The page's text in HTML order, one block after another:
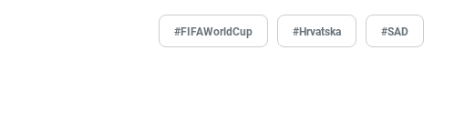
#FIFAWorldCup #Hrvatska #SAD